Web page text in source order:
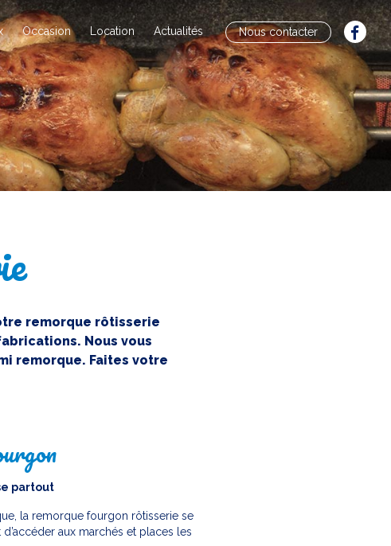
Occasion Location Actualités Nous contacter
remorque rôtisserie
Nous vous
remorque. Faites votre
partout
la remorque fourgon rôtisserie se
aux marchés et places les